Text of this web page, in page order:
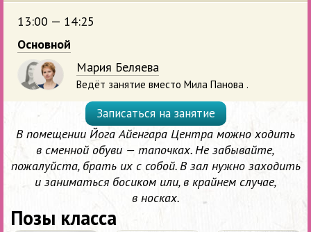
13:00 — 14:25
Основной
Мария Беляева
Ведёт занятие вместо Мила Панова .
Записаться на занятие
В помещении Йога Айенгара Центра можно ходить
в сменной обуви — тапочках. Не забывайте,
пожалуйста, брать их с собой. В зал нужно заходить
и заниматься босиком или, в крайнем случае,
в носках.
Позы класса